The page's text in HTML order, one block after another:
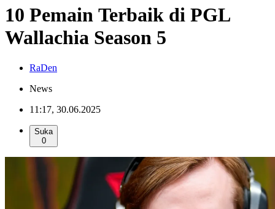
10 Pemain Terbaik di PGL
Wallachia Season 5
RaDen
News
11:17, 30.06.2025
Suka
0